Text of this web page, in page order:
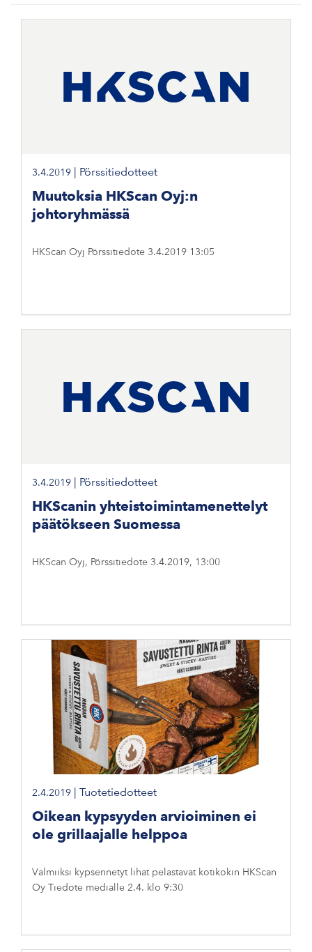
3.4.2019 Pörssitiedotteet
Muutoksia HKScan Oyj:n
johtoryhmässä
HKScan Oyj Pörssitiedote 3.4.2019 13:05
3.4.2019 Pörssitiedotteet
HKScanin yhteistoimintamenettelyt
päätökseen Suomessa
HKScan Oyj, Pörssitiedote 3.4.2019, 13:00
2.4.2019 Tuotetiedotteet
Oikean kypsyyden arvioiminen ei
ole grillaajalle helppoa
Valmiiksi kypsennetyt lihat pelastavat kotikokin HKScan
Oy Tiedote medialle 2.4. klo 9:30